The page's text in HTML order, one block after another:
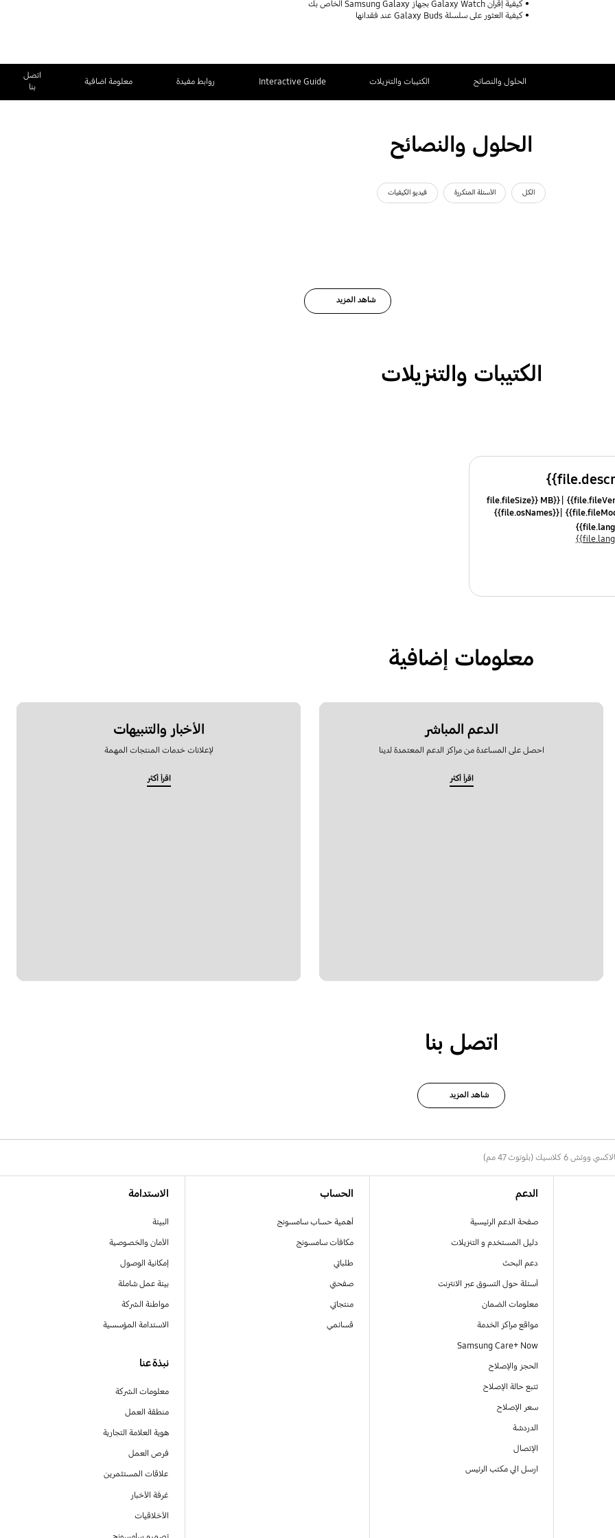
كيفية إقران Galaxy Watch بجهاز Samsung Galaxy الخاص بك
كيفية العثور على سلسلة Galaxy Buds عند فقدانها
الحلول والنصائح الكتيبات والتنزيلات Interactive Guide روابط مفيدة معلومة اضافية
اتصل
بنا
الحلول والنصائح
الكل الأسئلة المتكررة فيديو الكيفيات
شاهد المزيد
الكتيبات والتنزيلات
{{file.fileSize}} MB
{{file.osNames}}
معلومات إضافية
الدعم المباشر
احصل على المساعدة من مراكز الدعم المعتمدة لدينا
اقرأ أكثر
الأخبار والتنبيهات
لإعلانات خدمات المنتجات المهمة
اقرأ أكثر
اتصل بنا
شاهد المزيد
6 كلاسيك (بلوتوث 47 مم)
الدعم
صفحة الدعم الرئيسية
دليل المستخدم و التنزيلات
دعم البحث
أسئلة حول التسوق عبر الانترنت
معلومات الضمان
مواقع مراكز الخدمة
Samsung Care+ Now
الحجز والإصلاح
تتبع حالة الإصلاح
سعر الإصلاح
الدردشة
الإتصال
ارسل الي مكتب الرئيس
الحساب
أهمية حساب سامسونج
مكافآت سامسونج
طلباتي
صفحتي
منتجاتي
قسائمي
الاستدامة
البيئة
الأمان والخصوصية
إمكانية الوصول
بيئة عمل شاملة
مواطنة الشركة
الاستدامة المؤسسية
نبذة عنا
معلومات الشركة
منطقة العمل
هوية العلامة التجارية
فرص العمل
علاقات المستثمرين
غرفة الأخبار
الأخلاقيات